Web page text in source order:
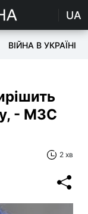
UA
ВІЙНА В УКРАЇНІ
- МЗС
2 хв